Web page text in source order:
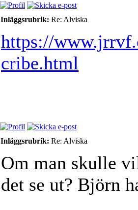
Inläggsrubrik: Re: Alviska
https://
cribe.html
Inläggsrubrik: Re: Alviska
Om man skulle
det se ut? Björn